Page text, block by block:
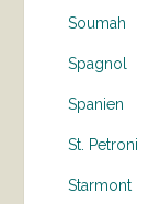
Soumah
Spagnol
Spanien
St. Petroni
Starmont